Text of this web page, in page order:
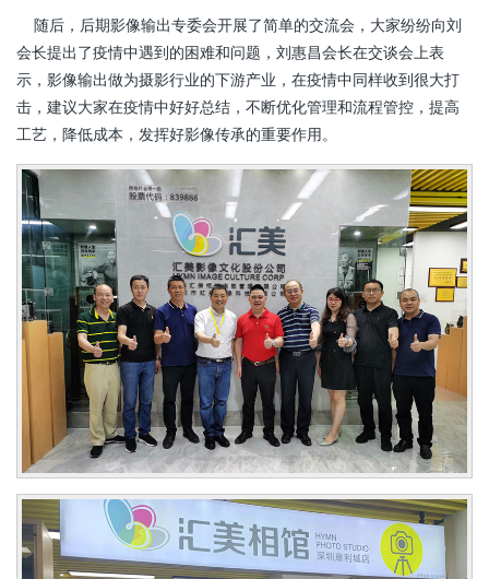
随后，后期影像输出专委会开展了简单的交流会，大家纷纷向刘
会长提出了疫情中遇到的困难和问题，刘惠昌会长在交谈会上表
示，影像输出做为摄影行业的下游产业，在疫情中同样收到很大打
击，建议大家在疫情中好好总结，不断优化管理和流程管控，提高
工艺，降低成本，发挥好影像传承的重要作用。